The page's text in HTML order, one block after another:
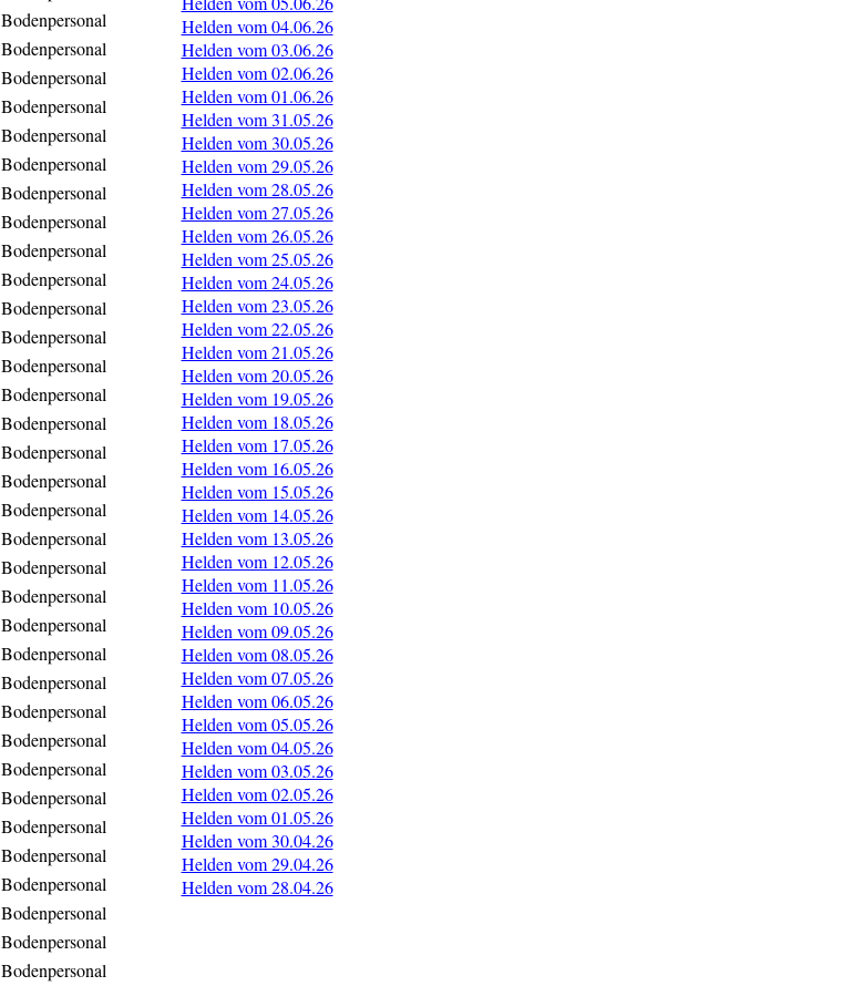
Bodenpersonal
Bodenpersonal
Bodenpersonal
Bodenpersonal
Bodenpersonal
Bodenpersonal
Bodenpersonal
Bodenpersonal
Bodenpersonal
Bodenpersonal
Bodenpersonal
Bodenpersonal
Bodenpersonal
Bodenpersonal
Bodenpersonal
Bodenpersonal
Bodenpersonal
Bodenpersonal
Bodenpersonal
Bodenpersonal
Bodenpersonal
Bodenpersonal
Bodenpersonal
Bodenpersonal
Bodenpersonal
Bodenpersonal
Bodenpersonal
Bodenpersonal
Bodenpersonal
Bodenpersonal
Bodenpersonal
Bodenpersonal
Bodenpersonal
Bodenpersonal
Helden vom 04.06.26
Helden vom 03.06.26
Helden vom 02.06.26
Helden vom 01.06.26
Helden vom 31.05.26
Helden vom 30.05.26
Helden vom 29.05.26
Helden vom 28.05.26
Helden vom 27.05.26
Helden vom 26.05.26
Helden vom 25.05.26
Helden vom 24.05.26
Helden vom 23.05.26
Helden vom 22.05.26
Helden vom 21.05.26
Helden vom 20.05.26
Helden vom 19.05.26
Helden vom 18.05.26
Helden vom 17.05.26
Helden vom 16.05.26
Helden vom 15.05.26
Helden vom 14.05.26
Helden vom 13.05.26
Helden vom 12.05.26
Helden vom 11.05.26
Helden vom 10.05.26
Helden vom 09.05.26
Helden vom 08.05.26
Helden vom 07.05.26
Helden vom 06.05.26
Helden vom 05.05.26
Helden vom 04.05.26
Helden vom 03.05.26
Helden vom 02.05.26
Helden vom 01.05.26
Helden vom 30.04.26
Helden vom 29.04.26
Helden vom 28.04.26